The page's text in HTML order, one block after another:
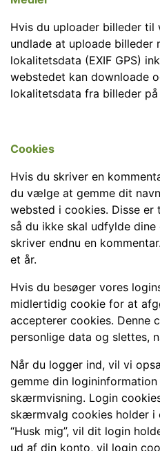
Hvis du uploader billeder til
undlade at uploade billeder
lokalitetsdata (EXIF GPS)
webstedet kan downloade
lokalitetsdata fra billeder
Cookies
Hvis du skriver en
du vælge at gemme dit
websted i cookies. Disse er
så du ikke skal udfylde
skriver endnu en
et år.
Hvis du besøger vores
midlertidig cookie for at
accepterer cookies. Denne
personlige data og slettes,
Når du logger ind, vil vi
gemme din
skærmvisning. Login
skærmvalg cookies holder
“Husk mig”, vil dit login
ud af din konto, vil login